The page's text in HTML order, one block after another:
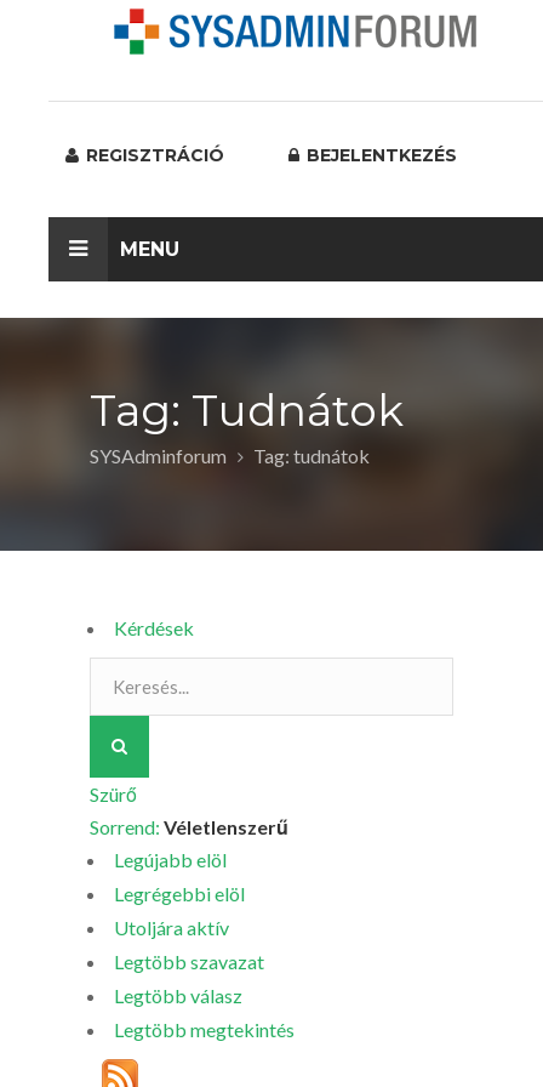
REGISZTRÁCIÓ BEJELENTKEZÉS
MENU
Tag: Tudnátok
SYSAdminforum Tag: tudnátok
Kérdések
Szürő
Sorrend: Véletlenszerű
Legújabb elöl
Legrégebbi elöl
Utoljára aktív
Legtöbb szavazat
Legtöbb válasz
Legtöbb megtekintés